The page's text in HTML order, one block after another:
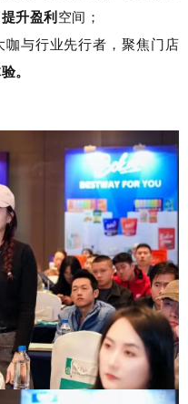
提升盈利空间；
与行业先行者，聚焦门店
。